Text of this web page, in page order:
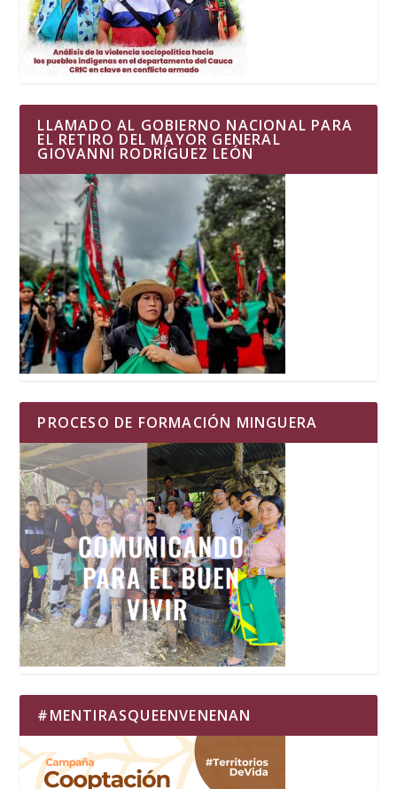
LLAMADO AL GOBIERNO NACIONAL PARA
EL RETIRO DEL MAYOR GENERAL
GIOVANNI RODRÍGUEZ LEÓN
PROCESO DE FORMACIÓN MINGUERA
#MENTIRASQUEENVENENAN